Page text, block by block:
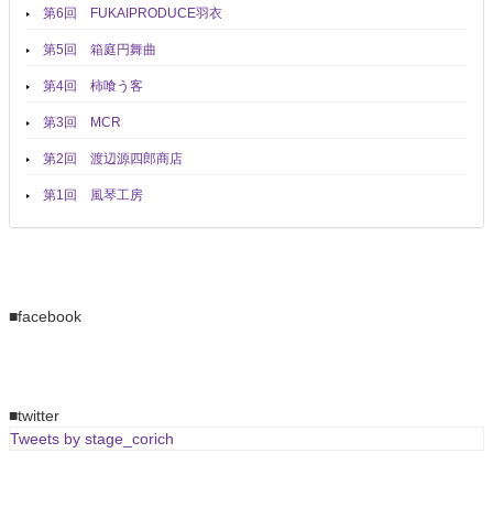
第6回 FUKAIPRODUCE羽衣
第5回 箱庭円舞曲
第4回 柿喰う客
第3回 MCR
第2回 渡辺源四郎商店
第1回 風琴工房
■facebook
■twitter
Tweets by stage_corich